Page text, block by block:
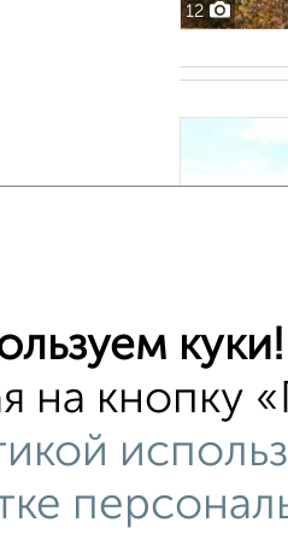
12
2
1 / 1
куки!
на кнопку